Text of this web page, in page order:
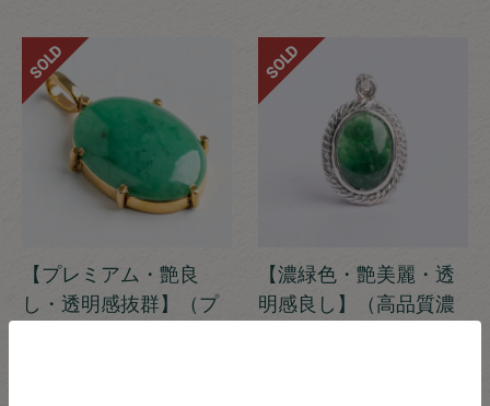
【プレミアム・艶良
し・透明感抜群】（プ
SOLD
【濃緑色・艶美麗・透
明感良し】（高品質濃
SOLD